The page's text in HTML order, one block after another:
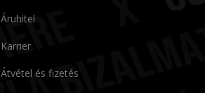
Áruhitel
Karrier
Átvétel és fizetés